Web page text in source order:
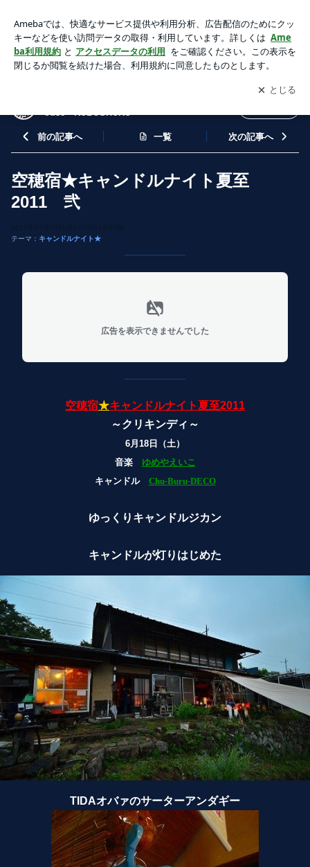
宿【くぼしゅく】Guest House KUBOSHUKU
アプリをダウンロードして ブログの更新通知
を受け取りまし
ょう。
開く
ouse KUBOSHUKU
前の記事へ 一覧 次の記事へ
空穂宿★キャンドルナイト夏至
2011 弐
テーマ： キャンドルナイト★
広告を表示できませんでした
空穂宿★キャンドルナイト夏至2011
～クリキンディ～
6月18日（土）
音楽 ゆめやえいこ
キャンドル Chu-Buru-DECO
ゆっくりキャンドルジカン
キャンドルが灯りはじめた
TIDAオバァのサーターアンダギー